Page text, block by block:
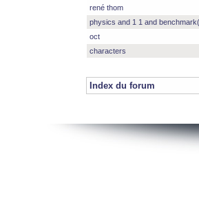
rené thom
physics and 1 1 and
oct
characters
Index du forum